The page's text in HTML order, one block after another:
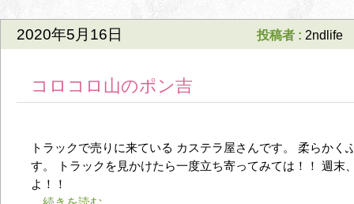
2020年5月16日 投稿者 : 2ndlife
コロコロ山のポン吉
トラックで売りに来ている カステラ屋さんです。 柔らかく
す。 トラックを見かけたら一度立ち寄ってみては！！ 週末
よ！！